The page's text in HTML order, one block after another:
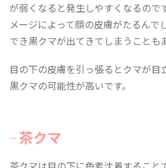
が弱くなると発生しやすくなるので
メージによって顔の皮膚がたるんで
でき黒クマが出てきてしまうことも
目の下の皮膚を引っ張るとクマが目
黒クマの可能性が高いです。
茶クマ